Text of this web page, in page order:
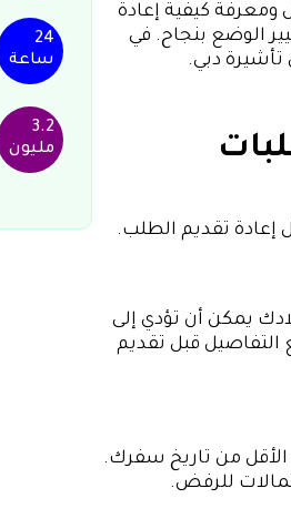
كيفية إعادة
الوضع بنجاح. في
دبي.
تقديم الطلب.
يمكن أن تؤدي إلى
قبل تقديم
من تاريخ سفرك.
للرفض.
24
ساعة
3.2
مليون